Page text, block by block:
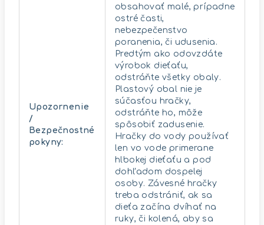
Upozornenie
/
Bezpečnostné
pokyny:
obsahovať malé, prípadne
ostré časti,
nebezpečenstvo
poranenia, či udusenia.
Predtým ako odovzdáte
výrobok dieťaťu,
odstráňte všetky obaly.
Plastový obal nie je
súčasťou hračky,
odstráňte ho, môže
spôsobiť zadusenie.
Hračky do vody používať
len vo vode primerane
hlbokej dieťaťu a pod
dohľadom dospelej
osoby. Závesné hračky
treba odstrániť, ak sa
dieťa začína dvíhať na
ruky, či kolená, aby sa